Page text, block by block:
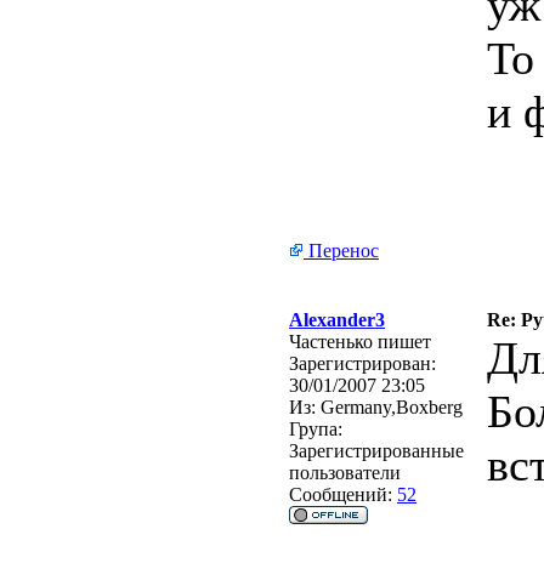
То
и
Перенос
Alexander3
Re:
Частенько пишет
Зарегистрирован:
30/01/2007 23:05
Из: Germany,Boxberg
Група:
Зарегистрированные
пользователи
Сообщений: 52